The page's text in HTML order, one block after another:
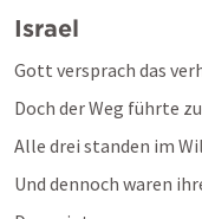
Israel
Gott versprach das
Doch der Weg führte
Alle drei standen im
Und dennoch waren